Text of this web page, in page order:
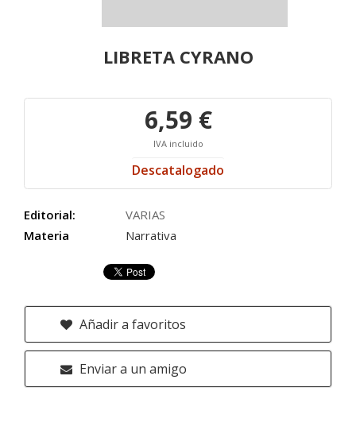
LIBRETA CYRANO
6,59 €
IVA incluido
Descatalogado
Editorial:
VARIAS
Materia
Narrativa
Añadir a favoritos
Enviar a un amigo